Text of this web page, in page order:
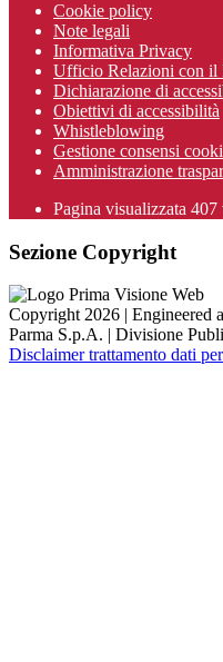
Cookie policy
Note legali
Informativa Privacy
Ufficio Relazioni con il
Dichiarazione di
Obiettivi di accessibilità
Whistleblowing
Gestione consensi
Amministrazione
Pagina visualizzata 407
Sezione Copyright
Copyright 2026 | Engineered
Parma S.p.A. | Divisione
Disclaimer trattamento dati